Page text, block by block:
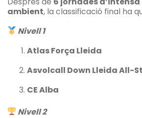
ambient, la classificació final ha
Nivell 1
Atlas Força Lleida
Asvolcall Down Lleida All-
CE Alba
Nivell 2